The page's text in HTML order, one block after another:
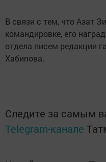
В связи с тем, что Азат
командировке, его
отдела писем редакции
Хабипова.
Следите за самым
Telegram-канале